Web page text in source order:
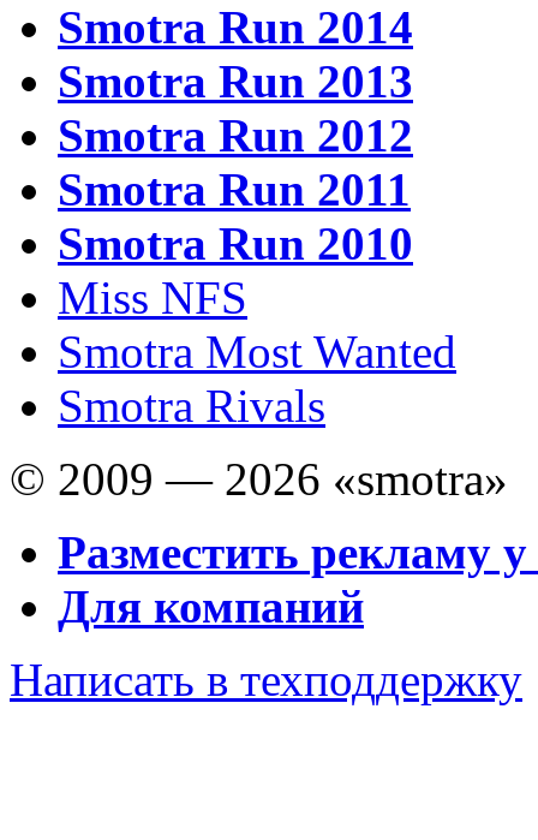
Smotra Run 2014
Smotra Run 2013
Smotra Run 2012
Smotra Run 2011
Smotra Run 2010
Miss NFS
Smotra Most Wanted
Smotra Rivals
© 2009 — 2026 «smotra»
Разместить рекламу у
Для компаний
Написать в техподдержку